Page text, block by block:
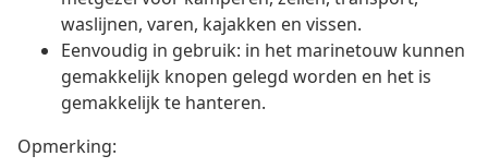
waslijnen, varen, kajakken en vissen.
Eenvoudig in gebruik: in het marinetouw kunnen
gemakkelijk knopen gelegd worden en het is
gemakkelijk te hanteren.
Opmerking: